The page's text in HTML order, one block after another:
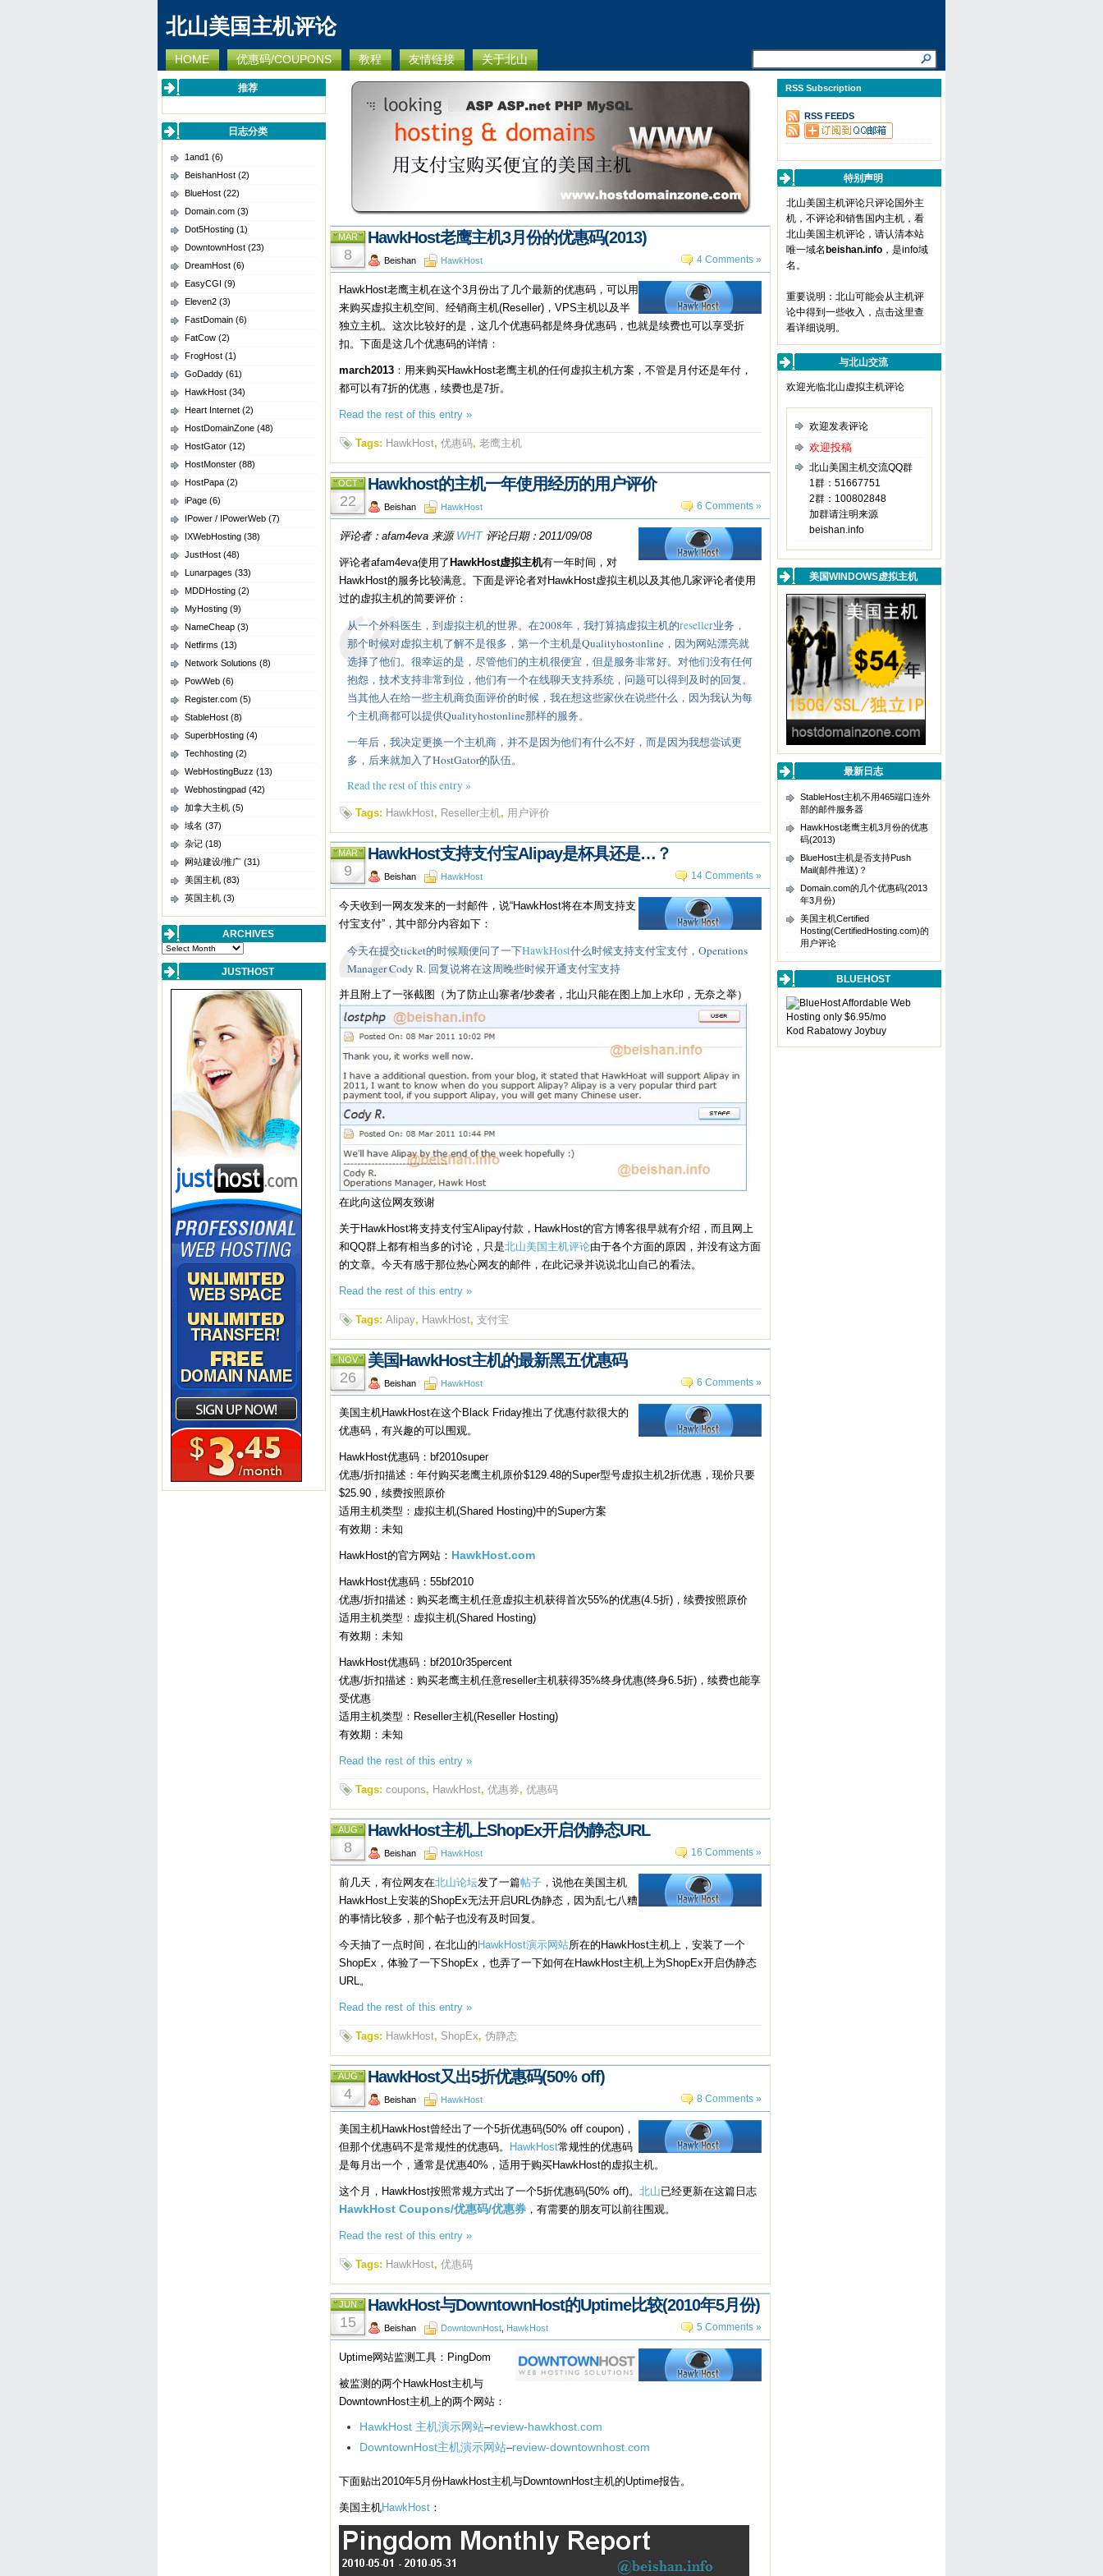
北山美国主机评论
HOME 优惠码/COUPONS 教程 友情链接 关于北山
推荐
日志分类
1and1 (6)
BeishanHost (2)
BlueHost (22)
Domain.com (3)
Dot5Hosting (1)
DowntownHost (23)
DreamHost (6)
EasyCGI (9)
Eleven2 (3)
FastDomain (6)
FatCow (2)
FrogHost (1)
GoDaddy (61)
HawkHost (34)
Heart Internet (2)
HostDomainZone (48)
HostGator (12)
HostMonster (88)
HostPapa (2)
iPage (6)
IPower / IPowerWeb (7)
IXWebHosting (38)
JustHost (48)
Lunarpages (33)
MDDHosting (2)
MyHosting (9)
NameCheap (3)
Netfirms (13)
Network Solutions (8)
PowWeb (6)
Register.com (5)
StableHost (8)
SuperbHosting (4)
Techhosting (2)
WebHostingBuzz (13)
Webhostingpad (42)
加拿大主机 (5)
域名 (37)
杂记 (18)
网站建设/推广 (31)
美国主机 (83)
英国主机 (3)
ARCHIVES
Archives
JUSTHOST
MAR
8
HawkHost老鹰主机3月份的优惠码(2013)
Beishan HawkHost 4 Comments »
HawkHost老鹰主机在这个3月份出了几个最新的优惠码，可以用
来购买虚拟主机空间、经销商主机(Reseller)，VPS主机以及半
独立主机。这次比较好的是，这几个优惠码都是终身优惠码，也就是续费也可以享受折
扣。下面是这几个优惠码的详情：
march2013 ：用来购买HawkHost老鹰主机的任何虚拟主机方案，不管是月付还是年付，
都可以有7折的优惠，续费也是7折。
Read the rest of this entry »
Tags: HawkHost, 优惠码, 老鹰主机
OCT
22
Hawkhost的主机一年使用经历的用户评价
Beishan HawkHost 6 Comments »
评论者：afam4eva 来源WHT评论日期：2011/09/08
评论者afam4eva使用了 HawkHost虚拟主机有一年时间，对
HawkHost的服务比较满意。下面是评论者对HawkHost虚拟主机以及其他几家评论者使用
过的虚拟主机的简要评价：
从一个外科医生，到虚拟主机的世界。在2008年，我打算搞虚拟主机的reseller业务，
那个时候对虚拟主机了解不是很多，第一个主机是Qualityhostonline，因为网站漂亮就
选择了他们。很幸运的是，尽管他们的主机很便宜，但是服务非常好。对他们没有任何
抱怨，技术支持非常到位，他们有一个在线聊天支持系统，问题可以得到及时的回复。
当其他人在给一些主机商负面评价的时候，我在想这些家伙在说些什么，因为我认为每
个主机商都可以提供Qualityhostonline那样的服务。
一年后，我决定更换一个主机商，并不是因为他们有什么不好，而是因为我想尝试更
多，后来就加入了HostGator的队伍。
Read the rest of this entry »
Tags: HawkHost, Reseller主机, 用户评价
MAR
9
HawkHost支持支付宝Alipay是杯具还是…？
Beishan HawkHost 14 Comments »
今天收到一网友发来的一封邮件，说“HawkHost将在本周支持支
付宝支付”，其中部分内容如下：
今天在提交ticket的时候顺便问了一下HawkHost什么时候支持支付宝支付，Operations
Manager Cody R. 回复说将在这周晚些时候开通支付宝支持
并且附上了一张截图（为了防止山寨者/抄袭者，北山只能在图上加上水印，无奈之举）
在此向这位网友致谢
关于HawkHost将支持支付宝Alipay付款，HawkHost的官方博客很早就有介绍，而且网上
和QQ群上都有相当多的讨论，只是北山美国主机评论由于各个方面的原因，并没有这方面
的文章。今天有感于那位热心网友的邮件，在此记录并说说北山自己的看法。
Read the rest of this entry »
Tags: Alipay, HawkHost, 支付宝
NOV
26
美国HawkHost主机的最新黑五优惠码
Beishan HawkHost 6 Comments »
美国主机HawkHost在这个Black Friday推出了优惠付款很大的
优惠码，有兴趣的可以围观。
HawkHost优惠码：bf2010super
优惠/折扣描述：年付购买老鹰主机原价$129.48的Super型号虚拟主机2折优惠，现价只要
$25.90，续费按照原价
适用主机类型：虚拟主机(Shared Hosting)中的Super方案
有效期：未知
HawkHost的官方网站： HawkHost.com
HawkHost优惠码：55bf2010
优惠/折扣描述：购买老鹰主机任意虚拟主机获得首次55%的优惠(4.5折)，续费按照原价
适用主机类型：虚拟主机(Shared Hosting)
有效期：未知
HawkHost优惠码：bf2010r35percent
优惠/折扣描述：购买老鹰主机任意reseller主机获得35%终身优惠(终身6.5折)，续费也能享
受优惠
适用主机类型：Reseller主机(Reseller Hosting)
有效期：未知
Read the rest of this entry »
Tags: coupons, HawkHost, 优惠券, 优惠码
AUG
8
HawkHost主机上ShopEx开启伪静态URL
Beishan HawkHost 16 Comments »
前几天，有位网友在北山论坛发了一篇帖子 ，说他在美国主机
HawkHost上安装的ShopEx无法开启URL伪静态，因为乱七八糟
的事情比较多，那个帖子也没有及时回复。
今天抽了一点时间，在北山的 HawkHost演示网站所在的HawkHost主机上，安装了一个
ShopEx，体验了一下ShopEx，也弄了一下如何在HawkHost主机上为ShopEx开启伪静态
URL。
Read the rest of this entry »
Tags: HawkHost, ShopEx, 伪静态
AUG
4
HawkHost又出5折优惠码(50% off)
Beishan HawkHost 8 Comments »
美国主机HawkHost曾经出了一个5折优惠码(50% off coupon)，
但那个优惠码不是常规性的优惠码。
HawkHost常规性的优惠码
是每月出一个，通常是优惠40%，适用于购买HawkHost的虚拟主机。
这个月，HawkHost按照常规方式出了一个5折优惠码(50% off)。 北山已经更新在这篇日志
HawkHost Coupons/优惠码/优惠券 ，有需要的朋友可以前往围观。
Read the rest of this entry »
Tags: HawkHost, 优惠码
JUN
15
HawkHost与DowntownHost的Uptime比较(2010年5月份)
Beishan DowntownHost HawkHost 5 Comments »
Uptime网站监测工具：PingDom
被监测的两个HawkHost主机与
DowntownHost主机上的两个网站：
HawkHost 主机演示网站–review-hawkhost.com
DowntownHost主机演示网站–review-downtownhost.com
下面贴出2010年5月份HawkHost主机与DowntownHost主机的Uptime报告。
美国主机HawkHost ：
RSS Subscription
RSS FEEDS
特别声明
北山美国主机评论只评论国外主
机，不评论和销售国内主机，看
北山美国主机评论，请认清本站
唯一域名 beishan.info ，是info域
名。
重要说明：北山可能会从主机评
论中得到一些收入， 点击这里查
看详细说明 。
与北山交流
欢迎光临北山虚拟主机评论
欢迎发表评论
欢迎投稿
北山美国主机交流QQ群
1群：51667751
2群：100802848
加群请注明来源
beishan.info
美国WINDOWS虚拟主机
最新日志
StableHost主机不用465端口连外
部的邮件服务器
HawkHost老鹰主机3月份的优惠
码(2013)
BlueHost主机是否支持Push
Mail(邮件推送)？
Domain.com的几个优惠码(2013
年3月份)
美国主机Certified
Hosting(CertifiedHosting.com)的
用户评论
BLUEHOST
Kod Rabatowy Joybuy